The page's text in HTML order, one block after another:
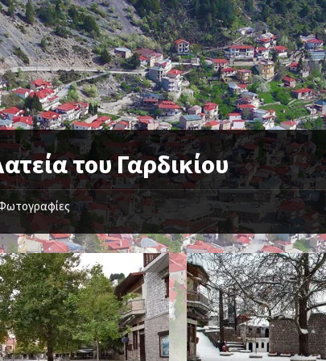
του Γαρδικίου